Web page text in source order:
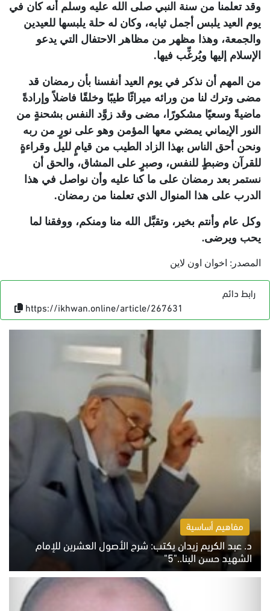
وقد تعلمنا من سنة النبي صلى الله عليه وسلم أنه كان في
يوم العيد يلبس أجمل ثيابه، وكان له حلة يلبسها للعيدين
والجمعة، وهذا مظهر من مظاهر الاحتفال التي يدعو
الإسلام إليها ويُرغِّب فيها.
من المهم أن نذكر في يوم العيد أنفسنا بأن رمضان قد
مضى وترك لنا من ورائه ميراثًا طيبًا وخلقًا فاضلاً وإرادةً
ماضيةً وسعيًا مشكورًا، مضى وقد زوَّد النفس بشحنةٍ من
النور الإيماني يمضي معها المؤمن وهو على نورٍ من ربه
ونحن أحق الناس بهذا الزاد الطيب من قيامٍ لليل وقراءةٍ
للقرآن وضبطٍ للنفس، وصبرٍ على المشاق، والحق أن
نستمر بعد رمضان على ما كنا عليه وأن نواصل في هذا
الدرب على هذا المنوال الذي تعلمنا من رمضان.
وكل عام وأنتم بخير، وتقبَّل الله منا ومنكم، ووفقنا لما
يحب ويرضى.
المصدر: اخوان اون لاين
رابط دائم
https://ikhwan.online/article/267631
مفاهيم أساسية
د. عبد الكريم زيدان يكتب: شرح الأصول العشرين للإمام
الشهيد حسن البنا.."5"
السبت 8 أغسطس 2026 10:46 ص